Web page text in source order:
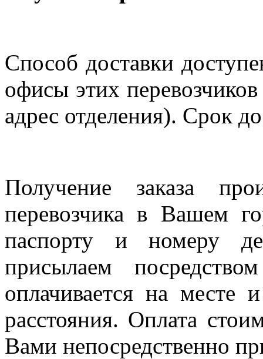
Способ доставки
офисы этих
адрес отделения). Срок
Получение заказа
перевозчика в Вашем
паспорту и номеру
присылаем
оплачивается на месте
расстояния. Оплата
Вами непосредственно